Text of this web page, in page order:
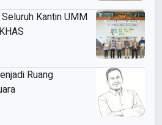
Kantin UMM
Ruang